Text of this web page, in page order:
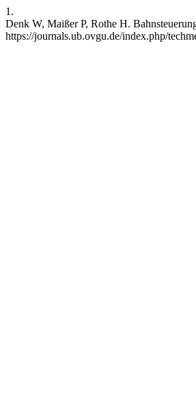
1.
Denk W, Maißer P, Rothe H.
https://journals.ub.ovgu.de/index.php/